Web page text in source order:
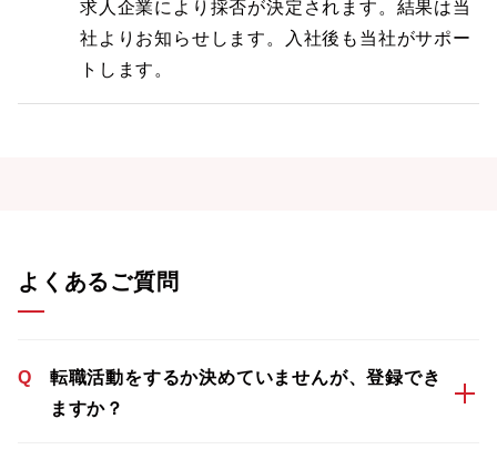
求人企業により採否が決定されます。結果は当
社よりお知らせします。入社後も当社がサポー
トします。
よくあるご質問
Q
転職活動をするか決めていませんが、登録でき
ますか？